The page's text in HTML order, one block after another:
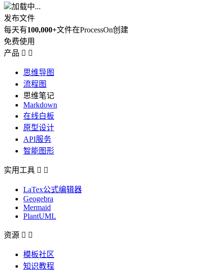
加载中...
发布文件
每天有100,000+文件在ProcessOn创建
免费使用
产品  
思维导图
流程图
思维笔记
Markdown
在线白板
原型设计
API服务
智能图形
实用工具  
LaTex公式编辑器
Geogebra
Mermaid
PlantUML
资源  
模板社区
知识教程